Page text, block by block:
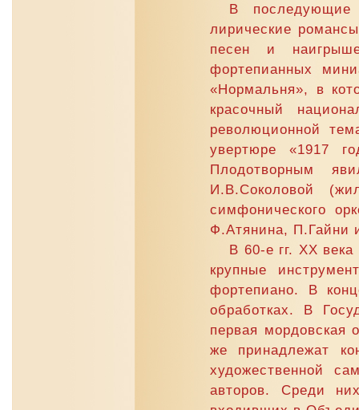
В последующие
лирические
песен и
фортепианных
«Нормальня», в
красочный
революционной
увертюре «1917
Плодотворным
И.В.Соколовой
симфонического
Ф.Атянина, П.Гайни
В 60-е гг. XX
крупные
фортепиано. В
обработках. В
первая мордовская
же принадлежат
художественной
авторов. Среди